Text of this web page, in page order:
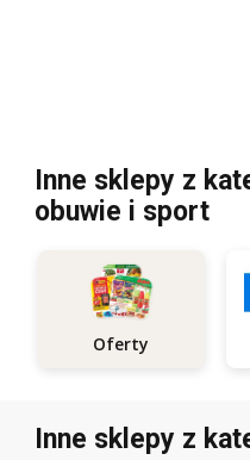
Inne sklepy z
obuwie i sport
Oferty
Inne sklepy z